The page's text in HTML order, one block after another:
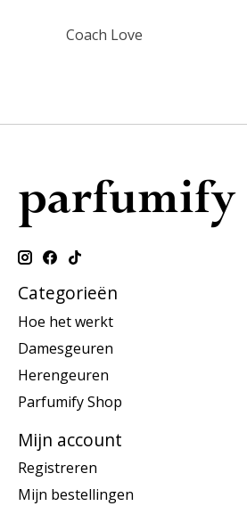
Coach Love
Categorieën
Hoe het werkt
Damesgeuren
Herengeuren
Parfumify Shop
Mijn account
Registreren
Mijn bestellingen